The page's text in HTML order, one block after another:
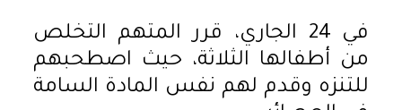
في 24 الجاري، قرر المتهم التخلص
من أطفالها الثلاثة، حيث اصطحبهم
للتنزه وقدم لهم نفس المادة السامة